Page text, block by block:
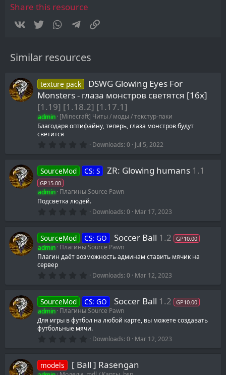
Share this resource
Vkontakte
Twitter WhatsAppTelegram
Similar resources
texture pack
DSWG Glowing Eyes For
Monsters - глаза монстров светятся [16x]
[1.19] [1.18.2] [1.17.1]
admin [Minecraft] Читы / моды / текстур-паки
Благодаря оптифайну, теперь, глаза монстров будут
светится
0
0
s
t
r
(
Downloads 0 Jul 5, 2022
SourceMod CS: S ZR: Glowing humans 1.1
GP15.00
admin Плагины Source Pawn
Подсветка людей.
0
0
s
t
a
r
s
Downloads 0 Mar 17, 2023
SourceMod CS: GO Soccer Ball 1.2 GP10.00
admin Плагины Source Pawn
Плагин даёт возможность админам ставить мячик на
сервер
0
0
s
t
a
r
(
s
Downloads 0 Mar 12, 2023
SourceMod CS: GO Soccer Ball 1.2 GP10.00
admin Плагины Source Pawn
Для игры в футбол на любой карте, вы можете создавать
футбольные мячи.
0
s
Downloads 0 Mar 12, 2023
models [ Ball ] Rasengan